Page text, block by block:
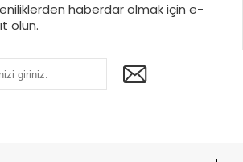
haberdar olmak için e-
olun.